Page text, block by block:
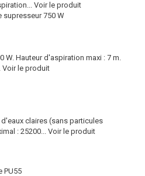
Voir le produit
750 W
W. Hauteur d'aspiration maxi : 7 m.
Voir le produit
claires (sans particules
: 25200... Voir le produit
PU55